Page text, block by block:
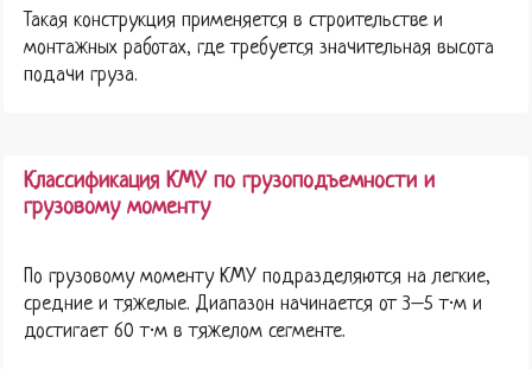
Такая конструкция применяется в строительстве и
монтажных работах, где требуется значительная высота
подачи груза.
Классификация КМУ по грузоподъемности и
грузовому моменту
По грузовому моменту КМУ подразделяются на легкие,
средние и тяжелые. Диапазон начинается от 3–5 т·м и
достигает 60 т·м в тяжелом сегменте.